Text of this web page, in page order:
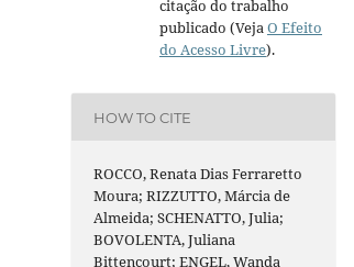
citação do trabalho
publicado (VejaO Efeito
do Acesso Livre).
HOW TO CITE
ROCCO, Renata Dias Ferraretto
Moura; RIZZUTTO, Márcia de
Almeida; SCHENATTO, Julia;
BOVOLENTA, Juliana
Bittencourt; ENGEL, Wanda